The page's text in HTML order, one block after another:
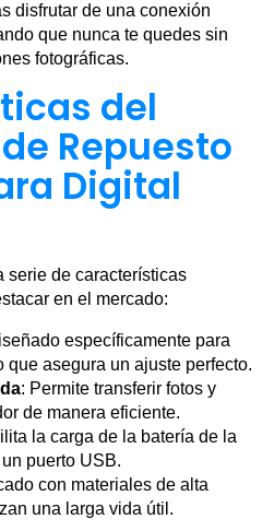
disfrutar de una conexión
que nunca te quedes sin
fotográficas.
del
Repuesto
Digital
serie de características
en el mercado:
específicamente para
que asegura un ajuste perfecto.
: Permite transferir fotos y
de manera eficiente.
la carga de la batería de la
puerto USB.
con materiales de alta
una larga vida útil.